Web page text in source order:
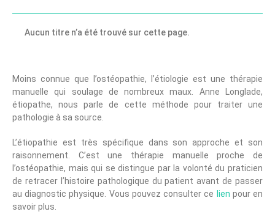
Aucun titre n’a été trouvé sur cette page.
Moins connue que l’ostéopathie, l’étiologie est une thérapie
manuelle qui soulage de nombreux maux. Anne Longlade,
étiopathe, nous parle de cette méthode pour traiter une
pathologie à sa source.
L’étiopathie est très spécifique dans son approche et son
raisonnement. C’est une thérapie manuelle proche de
l’ostéopathie, mais qui se distingue par la volonté du praticien
de retracer l’histoire pathologique du patient avant de passer
au diagnostic physique. Vous pouvez consulter ce lien pour en
savoir plus.